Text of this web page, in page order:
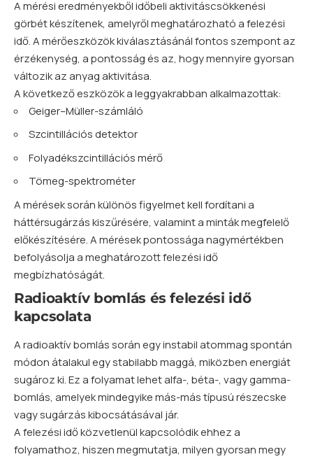
A mérési eredményekből időbeli aktivitáscsökkenési
görbét készítenek, amelyről meghatározható a felezési
idő. A mérőeszközök kiválasztásánál fontos szempont az
érzékenység, a pontosság és az, hogy mennyire gyorsan
változik az anyag aktivitása.
A következő eszközök a leggyakrabban alkalmazottak:
Geiger–Müller-számláló
Szcintillációs detektor
Folyadékszcintillációs mérő
Tömeg-spektrométer
A mérések során különös figyelmet kell fordítani a
háttérsugárzás kiszűrésére, valamint a minták megfelelő
előkészítésére. A mérések pontossága nagymértékben
befolyásolja a meghatározott felezési idő
megbízhatóságát.
Radioaktív bomlás és felezési idő
kapcsolata
A radioaktív bomlás során egy instabilatommagspontán
módon átalakul egy stabilabb maggá, miközben energiát
sugároz ki. Ez a folyamat lehet alfa-, béta-, vagy gamma-
bomlás, amelyek mindegyike más-más típusú részecske
vagy sugárzás kibocsátásával jár.
A felezési idő közvetlenül kapcsolódik ehhez a
folyamathoz, hiszen megmutatja, milyen gyorsan megy